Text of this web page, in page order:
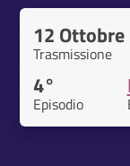
12
Trasmissione
4°
Episodio